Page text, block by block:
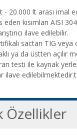
- 20.000 lt arası imal
eden kısımları
ilave edilebilir.
sactan TIG
ya da üstten açılır
testi ile kaynak
ilave edilebilmektedir.t
Özellikler